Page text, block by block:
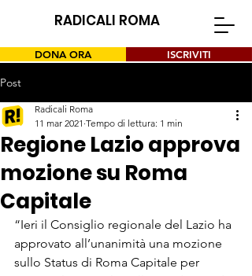
RADICALI ROMA
DONA ORA ISCRIVITI
Post
Regione Lazio approva
mozione su Roma
Capitale
Radicali Roma
11 mar 2021 Tempo di lettura: 1 min
“Ieri il Consiglio regionale del Lazio ha
approvato all’unanimità una mozione
sullo Status di Roma Capitale per